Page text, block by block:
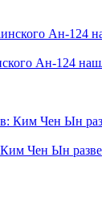
Ан-124
Чен Ын